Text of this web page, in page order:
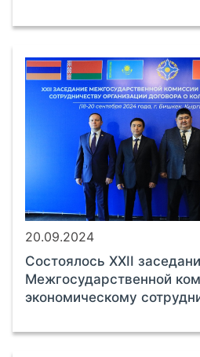
20.09.2024
Cостоялось XXII
Межгосударственной
экономическому